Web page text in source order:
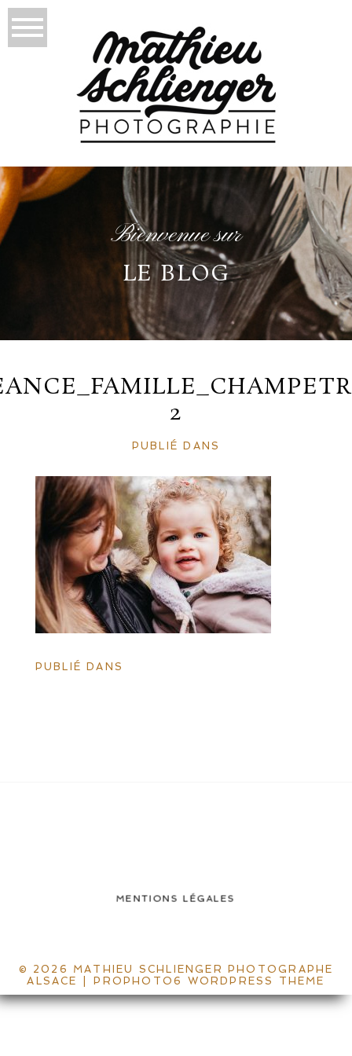
Bienvenue sur
LE BLOG
2
PUBLIÉ DANS
PUBLIÉ DANS
MENTIONS LÉGALES
© 2026 MATHIEU SCHLIENGER PHOTOGRAPHE
ALSACE
PROPHOTO6 WORDPRESS THEME